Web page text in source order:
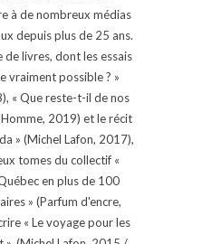
à de nombreux médias
depuis plus de 25 ans.
de livres, dont les essais
vraiment possible ? »
« Que reste-t-il de nos
2019) et le récit
» (Michel Lafon, 2017),
tomes du collectif «
en plus de 100
» (Parfum d'encre,
« Le voyage pour les